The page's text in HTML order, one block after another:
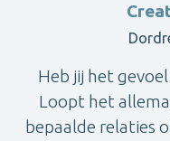
Heb jij het
Loopt het
bepaalde relaties